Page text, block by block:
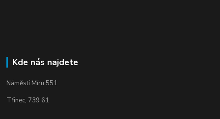
Kde nás najdete
Náměstí Míru 551
Třinec, 739 61